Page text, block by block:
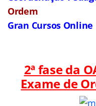
Ordem
Gran Cursos Online
2ª fase da
Exame de